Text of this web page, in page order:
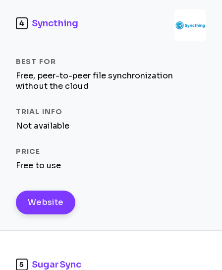
4 Syncthing
Free, peer-to-peer file synchronization
without the cloud
Not available
Free to use
Website
5 SugarSync